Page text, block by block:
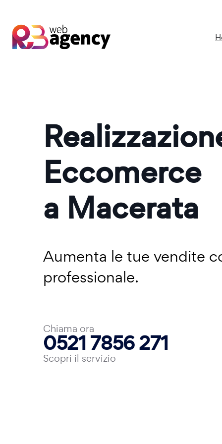
Eccomerce
a Macerata
Aumenta le tue vendite
professionale.
Chiama ora
0521 7856 271
Scopri il servizio